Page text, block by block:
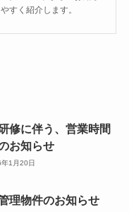
すく紹介します。
修に伴う、営業時間
お知らせ
1月20日
理物件のお知らせ